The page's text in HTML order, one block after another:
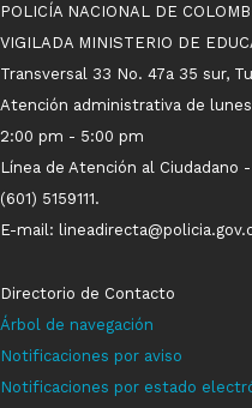
POLICÍA NACIONAL DE
VIGILADA MINISTERIO DE
Transversal 33 No. 47a 35 sur,
Atención administrativa de
2:00 pm - 5:00 pm
Línea de Atención al Ciudadano
(601) 5159111.
E-mail:
Directorio de Contacto
Árbol de navegación
Notificaciones por aviso
Notificaciones por estado